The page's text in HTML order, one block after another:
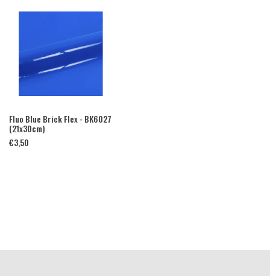
Fluo Blue Brick Flex - BK6027
(21x30cm)
€3,50